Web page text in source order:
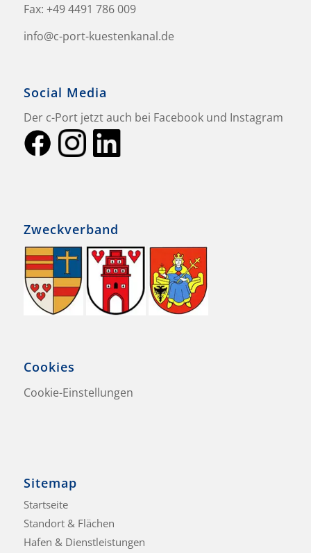
Fax: +49 4491 786 009
info@c-port-kuestenkanal.de
Social Media
Der c-Port jetzt auch bei Facebook und Instagram
Zweckverband
Cookies
Cookie-Einstellungen
Sitemap
Startseite
Standort & Flächen
Hafen & Dienstleistungen